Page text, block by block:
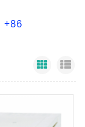
+86
Grid